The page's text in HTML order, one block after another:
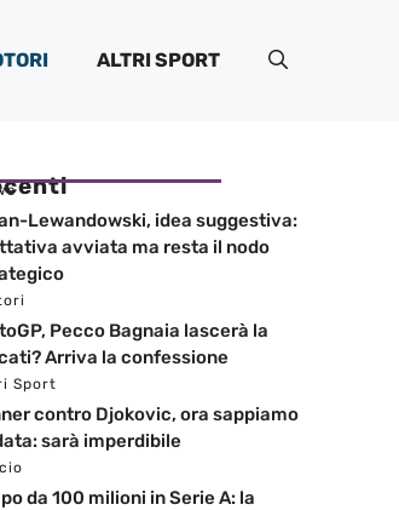
ALTRI SPORT
Lewandowski, idea suggestiva:
avviata ma resta il nodo
Pecco Bagnaia lascerà la
Arriva la confessione
Sport
contro Djokovic, ora sappiamo
sarà imperdibile
da 100 milioni in Serie A: la